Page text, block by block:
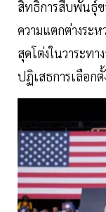
สิทธิการสืบพันธุ์ข
ความแตกต่างระ
สุดโต่งในวาระทา
ปฏิเสธการเลือก